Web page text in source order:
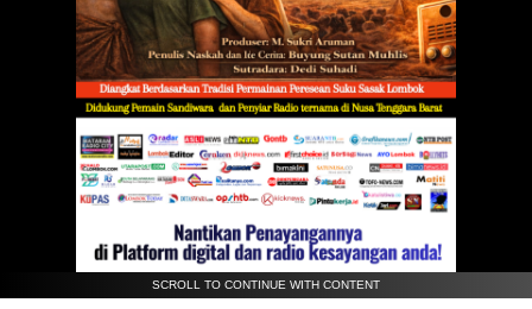
SCROLL TO CONTINUE WITH CONTENT